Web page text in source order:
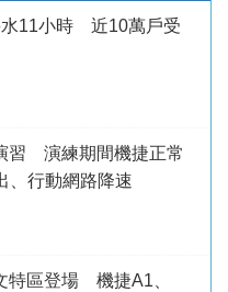
水11小時 近10萬戶受
習 演練期間機捷正常
、行動網路降速
特區登場 機捷A1、